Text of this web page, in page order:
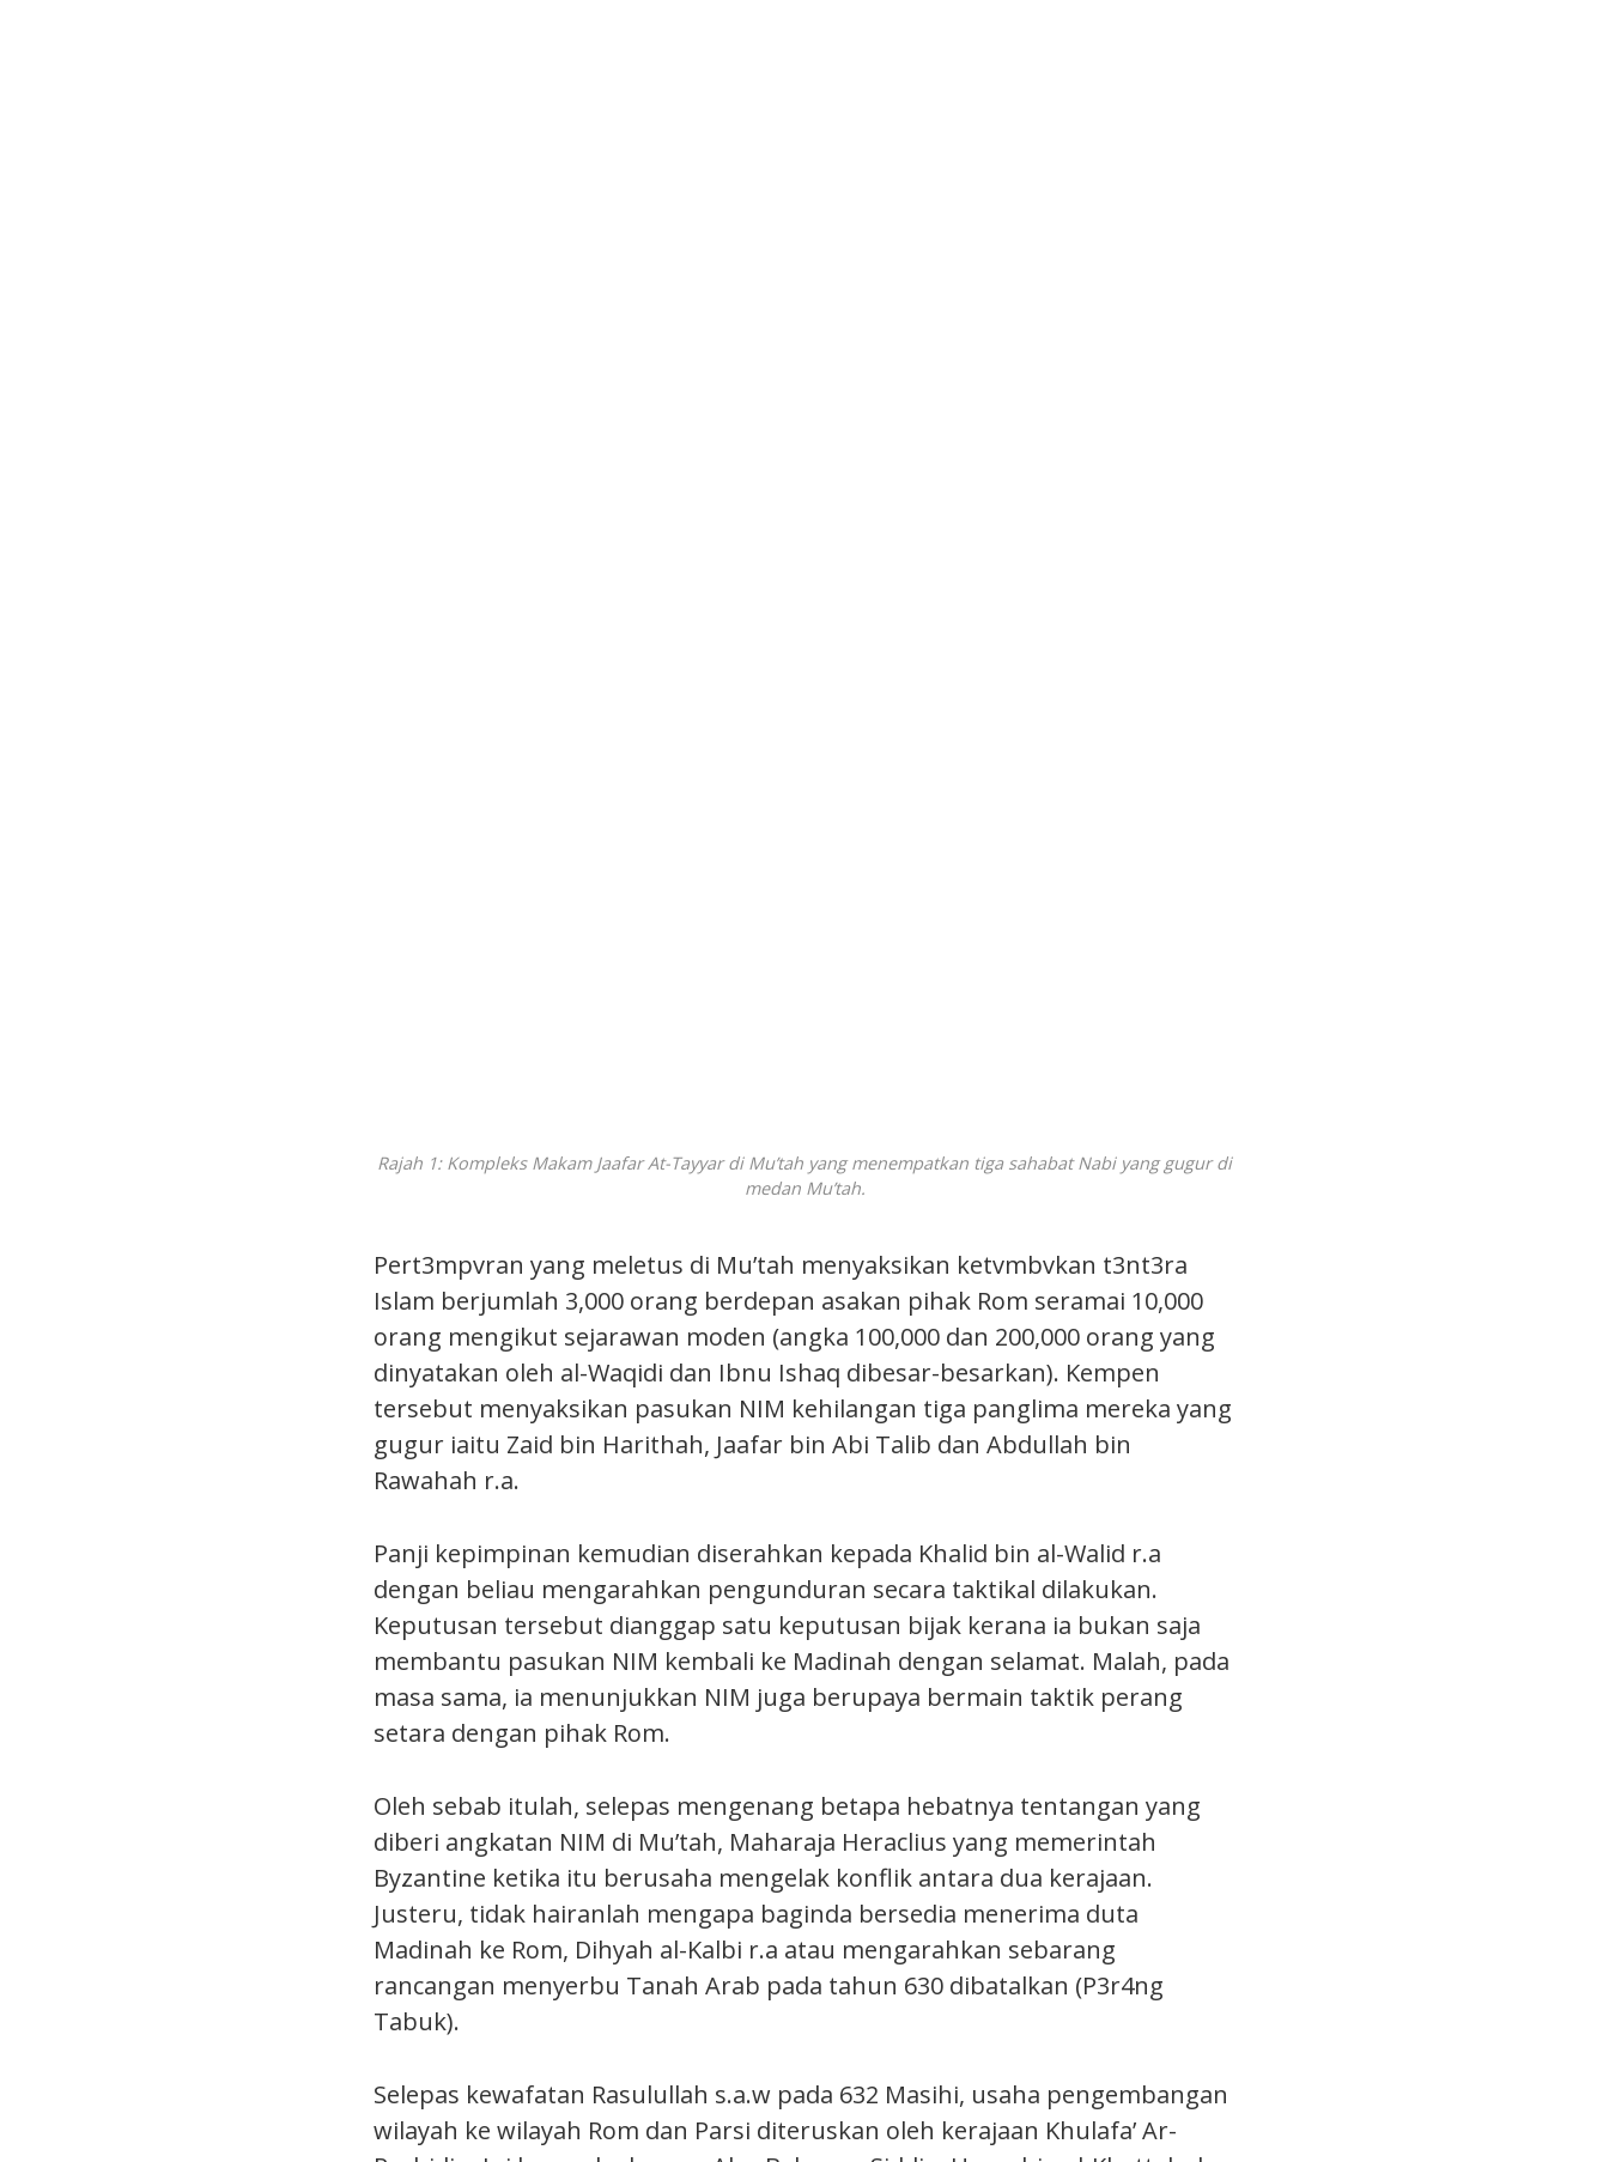
Rajah 1: Kompleks Makam Jaafar At-Tayyar di Mu’tah yang menempatkan tiga sahabat Nabi yang gugur di
medan Mu’tah.
Pert3mpvran yang meletus di Mu’tah menyaksikan ketvmbvkan t3nt3ra
Islam berjumlah 3,000 orang berdepan asakan pihak Rom seramai 10,000
orang mengikut sejarawan moden (angka 100,000 dan 200,000 orang yang
dinyatakan oleh al-Waqidi dan Ibnu Ishaq dibesar-besarkan). Kempen
tersebut menyaksikan pasukan NIM kehilangan tiga panglima mereka yang
gugur iaitu Zaid bin Harithah, Jaafar bin Abi Talib dan Abdullah bin
Rawahah r.a.
Panji kepimpinan kemudian diserahkan kepada Khalid bin al-Walid r.a
dengan beliau mengarahkan pengunduran secara taktikal dilakukan.
Keputusan tersebut dianggap satu keputusan bijak kerana ia bukan saja
membantu pasukan NIM kembali ke Madinah dengan selamat. Malah, pada
masa sama, ia menunjukkan NIM juga berupaya bermain taktik perang
setara dengan pihak Rom.
Oleh sebab itulah, selepas mengenang betapa hebatnya tentangan yang
diberi angkatan NIM di Mu’tah, Maharaja Heraclius yang memerintah
Byzantine ketika itu berusaha mengelak konflik antara dua kerajaan.
Justeru, tidak hairanlah mengapa baginda bersedia menerima duta
Madinah ke Rom, Dihyah al-Kalbi r.a atau mengarahkan sebarang
rancangan menyerbu Tanah Arab pada tahun 630 dibatalkan (P3r4ng
Tabuk).
Selepas kewafatan Rasulullah s.a.w pada 632 Masihi, usaha pengembangan
wilayah ke wilayah Rom dan Parsi diteruskan oleh kerajaan Khulafa’ Ar-